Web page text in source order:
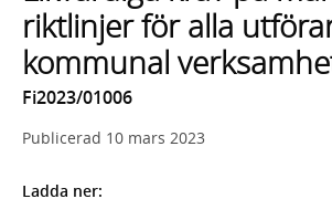
sökförslag
riktlinjer för alla
kommunal
Fi2023/01006
Publicerad 10 mars 2023
Ladda ner: